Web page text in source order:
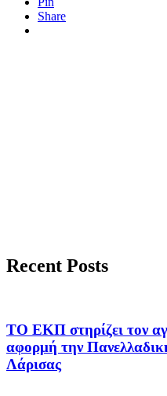
Share
Recent Posts
ΤΟ ΕΚΠ στηρίζει τον
αφορμή την
Λάρισας